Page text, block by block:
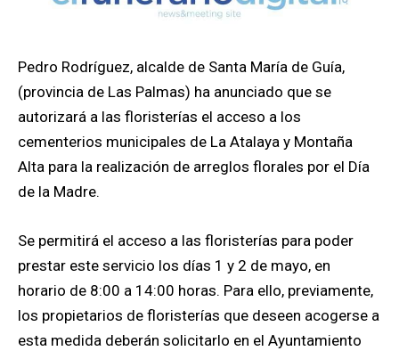
Pedro Rodríguez, alcalde de Santa María de Guía,
(provincia de Las Palmas) ha anunciado que se
autorizará a las floristerías el acceso a los
cementerios municipales de La Atalaya y Montaña
Alta para la realización de arreglos florales por el Día
de la Madre.
Se permitirá el acceso a las floristerías para poder
prestar este servicio los días 1 y 2 de mayo, en
horario de 8:00 a 14:00 horas. Para ello, previamente,
los propietarios de floristerías que deseen acogerse a
esta medida deberán solicitarlo en el Ayuntamiento